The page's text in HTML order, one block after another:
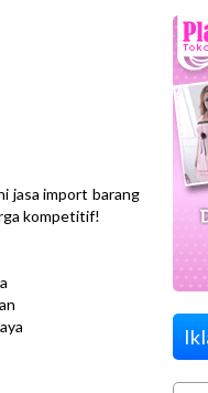
jasa import barang
kompetitif!